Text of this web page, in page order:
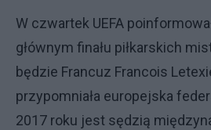
W czwartek UEFA
głównym finału piłkarskich
będzie Francuz Francois
przypomniała europejska
2017 roku jest sędzią